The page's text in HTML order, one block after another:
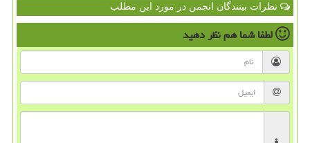
نظرات بینندگان انجمن در مورد این مطلب
لطفا شما همنظر دهید